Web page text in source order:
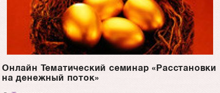
Онлайн Тематический семинар «Расстановки
на денежный поток»